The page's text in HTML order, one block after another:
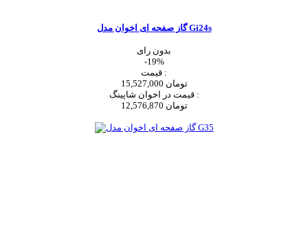
گاز صفحه ای اخوان مدل Gi24s
بدون رای
-19%
قیمت :
15,527,000 تومان
قیمت در اخوان شاپینگ :
12,576,870 تومان